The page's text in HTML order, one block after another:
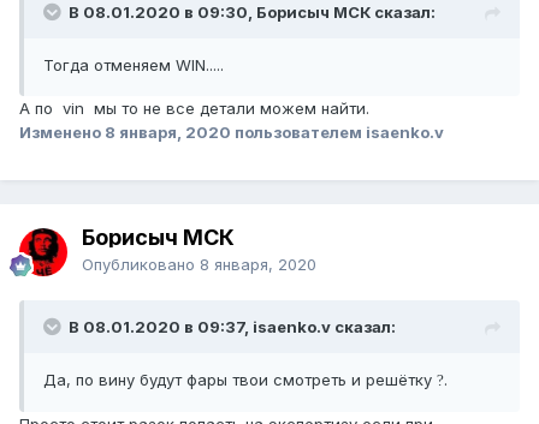
В 08.01.2020 в 09:30, Борисыч МСК сказал:
Тогда отменяем WIN.....
А по vin мы то не все детали можем найти.
Изменено 8 января, 2020 пользователем isaenko.v
Борисыч МСК
Опубликовано 8 января, 2020
В 08.01.2020 в 09:37, isaenko.v сказал:
Да, по вину будут фары твои смотреть и решётку ?.